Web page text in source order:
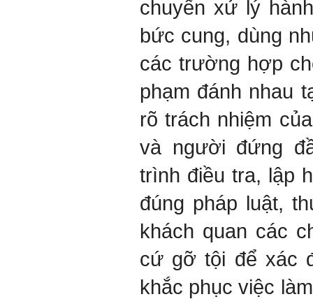
chuyển xử lý
bức cung, dùng
các trường hợp
phạm đánh nhau
rõ trách nhiệm
và người đứng
trình điều tra, lập
đúng pháp luật,
khách quan các
cứ gỡ tội để xác
khắc phục việc